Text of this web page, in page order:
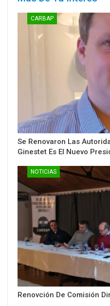
CARBAP
Se Renovaron Las
Ginestet Es El Nuevo
NOTICIAS
Renovción De Comisión